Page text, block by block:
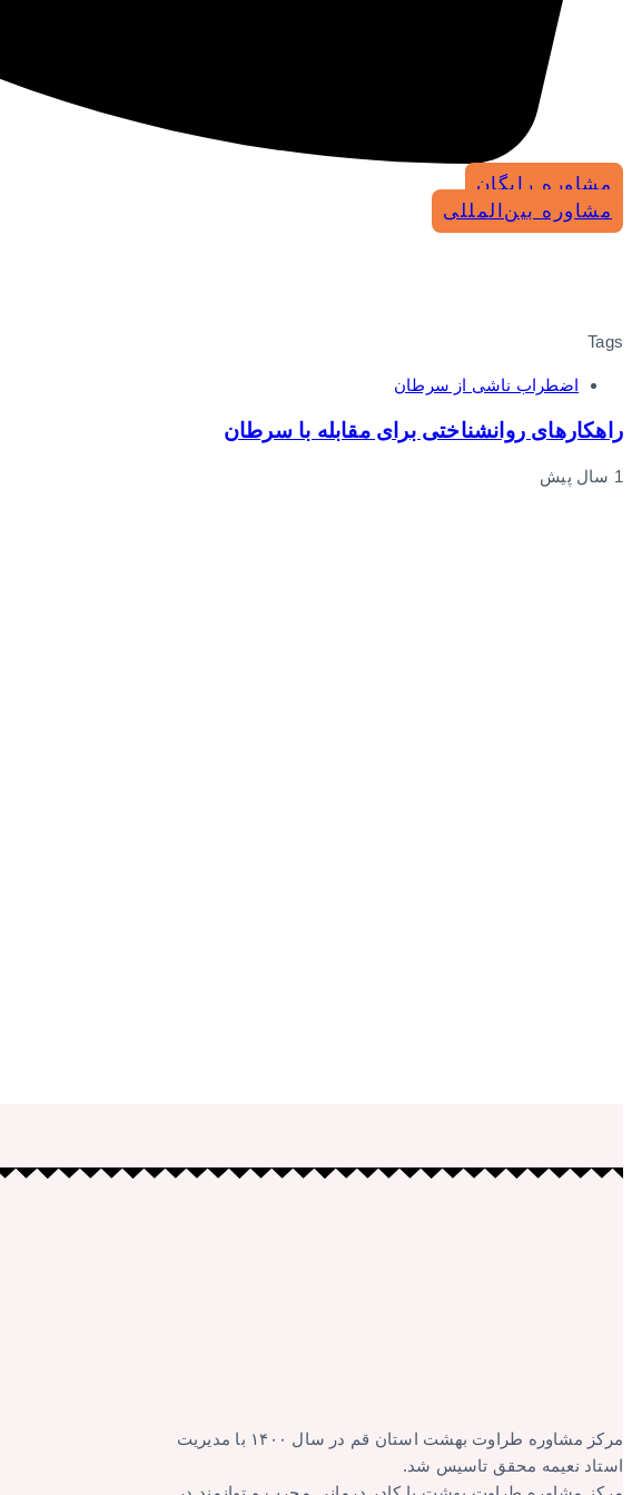
مشاوره رایگان
مشاوره بین‌المللی
Tags
اضطراب ناشی از سرطان
راهکارهای روانشناختی برای مقابله با سرطان
1 سال پیش
مرکز مشاوره طراوت بهشت استان قم در سال ۱۴۰۰ با مدیریت
استاد نعیمه محقق تاسیس شد.